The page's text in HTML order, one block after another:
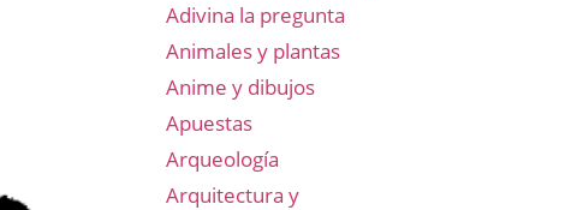
Adivina la pregunta
Animales y plantas
Anime y dibujos
Apuestas
Arqueología
Arquitectura y